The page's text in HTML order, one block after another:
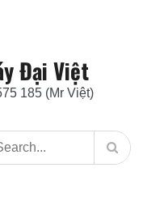
Đại Việt
185 (Mr Việt)